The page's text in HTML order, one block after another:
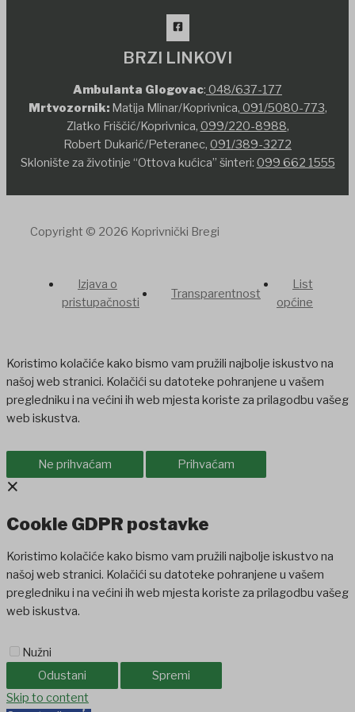
BRZI LINKOVI
Ambulanta Glogovac: 048/637-177
Mrtvozornik:Matija Mlinar/Koprivnica, 091/5080-773,
Zlatko Friščić/Koprivnica, 099/220-8988,
Robert Dukarić/Peteranec, 091/389-3272
Sklonište za životinje “Ottova kućica” šinteri: 099 662 1555
Copyright © 2026 Koprivnički Bregi
Izjava o
pristupačnosti
Transparentnost
List
općine
Koristimo kolačiće kako bismo vam pružili najbolje iskustvo na
našoj web stranici. Kolačići su datoteke pohranjene u vašem
pregledniku i na većini ih web mjesta koriste za prilagodbu vašeg
web iskustva.
Ne prihvaćam Prihvaćam
×
Cookie GDPR postavke
Koristimo kolačiće kako bismo vam pružili najbolje iskustvo na
našoj web stranici. Kolačići su datoteke pohranjene u vašem
pregledniku i na većini ih web mjesta koriste za prilagodbu vašeg
web iskustva.
Nužni
Odustani
Spremi
Skip to content